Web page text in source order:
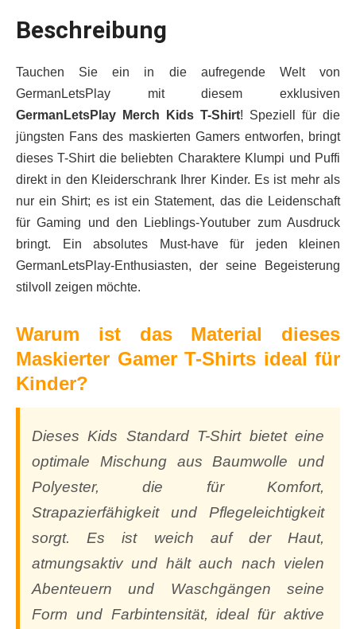
Beschreibung
Tauchen Sie ein in die aufregende Welt von
GermanLetsPlay mit diesem exklusiven
GermanLetsPlay Merch Kids T-Shirt! Speziell für die
jüngsten Fans des maskierten Gamers entworfen, bringt
dieses T-Shirt die beliebten Charaktere Klumpi und Puffi
direkt in den Kleiderschrank Ihrer Kinder. Es ist mehr als
nur ein Shirt; es ist ein Statement, das die Leidenschaft
für Gaming und den Lieblings-Youtuber zum Ausdruck
bringt. Ein absolutes Must-have für jeden kleinen
GermanLetsPlay-Enthusiasten, der seine Begeisterung
stilvoll zeigen möchte.
Warum ist das Material dieses
Maskierter Gamer T-Shirts ideal für
Kinder?
Dieses Kids Standard T-Shirt bietet eine
optimale Mischung aus Baumwolle und
Polyester, die für Komfort,
Strapazierfähigkeit und Pflegeleichtigkeit
sorgt. Es ist weich auf der Haut,
atmungsaktiv und hält auch nach vielen
Abenteuern und Waschgängen seine
Form und Farbintensität, ideal für aktive